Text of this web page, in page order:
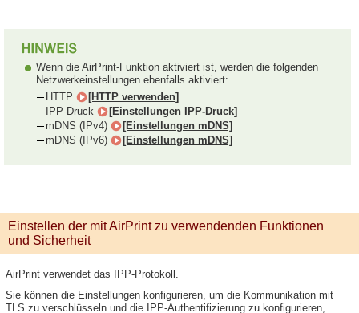
Wenn die AirPrint-Funktion aktiviert ist, werden die folgenden
Netzwerkeinstellungen ebenfalls aktiviert:
HTTP
[HTTP verwenden]
IPP-Druck
[Einstellungen IPP-Druck]
mDNS (IPv4)
[Einstellungen mDNS]
mDNS (IPv6)
[Einstellungen mDNS]
Einstellen der mit AirPrint zu verwendenden Funktionen
und Sicherheit
AirPrint verwendet das IPP-Protokoll.
Sie können die Einstellungen konfigurieren, um die Kommunikation mit
TLS zu verschlüsseln und die IPP-Authentifizierung zu konfigurieren,